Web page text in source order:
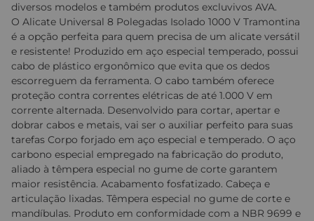
diversos modelos e também produtos excluvivos AVA.
O Alicate Universal 8 Polegadas Isolado 1000 V Tramontina
é a opção perfeita para quem precisa de um alicate versátil
e resistente! Produzido em aço especial temperado, possui
cabo de plástico ergonômico que evita que os dedos
escorreguem da ferramenta. O cabo também oferece
proteção contra correntes elétricas de até 1.000 V em
corrente alternada. Desenvolvido para cortar, apertar e
dobrar cabos e metais, vai ser o auxiliar perfeito para suas
tarefas Corpo forjado em aço especial e temperado. O aço
carbono especial empregado na fabricação do produto,
aliado à têmpera especial no gume de corte garantem
maior resistência. Acabamento fosfatizado. Cabeça e
articulação lixadas. Têmpera especial no gume de corte e
mandíbulas. Produto em conformidade com a NBR 9699 e